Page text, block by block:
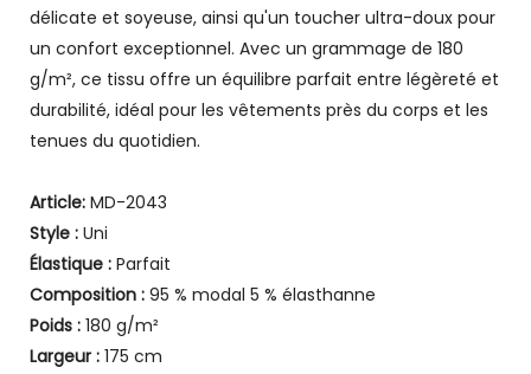
délicate et soyeuse, ainsi qu'un toucher ultra-doux pour
un confort exceptionnel. Avec un grammage de 180
g/m², ce tissu offre un équilibre parfait entre légèreté et
durabilité, idéal pour les vêtements près du corps et les
tenues du quotidien.
Article: MD-2043
Style : Uni
Élastique : Parfait
Composition : 95 % modal 5 % élasthanne
Poids : 180 g/m²
Largeur : 175 cm